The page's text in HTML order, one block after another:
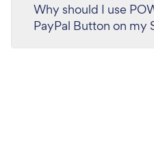
Why should I use
PayPal Button on my